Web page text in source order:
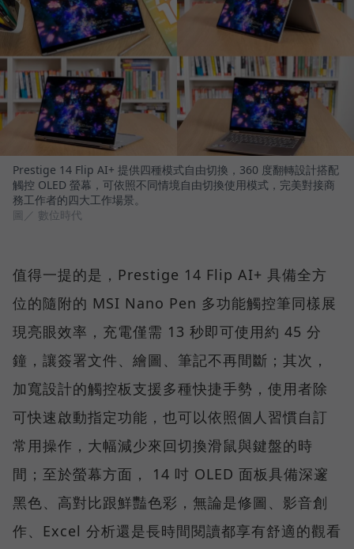
Prestige 14 Flip AI+ 提供四種模式自由切換，360 度翻轉設計搭配
觸控 OLED 螢幕，可依照不同情境自由切換使用模式，完美對接商
務工作者的四大工作場景。
圖／ 數位時代
值得一提的是，Prestige 14 Flip AI+ 具備全方
位的隨附的 MSI Nano Pen 多功能觸控筆同樣展
現亮眼效率，充電僅需 13 秒即可使用約 45 分
鐘，讓簽署文件、繪圖、筆記不再間斷；其次，
加寬設計的觸控板支援多種快捷手勢，使用者除
可快速啟動指定功能，也可以依照個人習慣自訂
常用操作，大幅減少來回切換滑鼠與鍵盤的時
間；至於螢幕方面， 14 吋 OLED 面板具備深邃
黑色、高對比跟鮮豔色彩，無論是修圖、影音創
作、Excel 分析還是長時間閱讀都享有舒適的觀看